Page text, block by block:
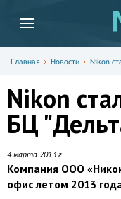
Главная Новости Nikon
Nikon
БЦ
4 марта 2013 г.
Компания ООО
офис летом 2013